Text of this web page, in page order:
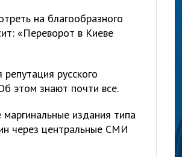
на благообразного
«Переворот в Киеве
русского
этом знают почти все.
издания типа
через центральные СМИ